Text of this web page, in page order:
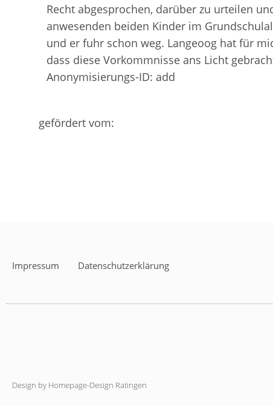
Recht abgesprochen, darüber zu urteilen
anwesenden beiden Kinder im
und er fuhr schon weg. Langeoog hat für
dass diese Vorkommnisse ans Licht
Anonymisierungs-ID: add
gefördert vom:
Impressum Datenschutzerklärung
Design by Homepage-Design Ratingen